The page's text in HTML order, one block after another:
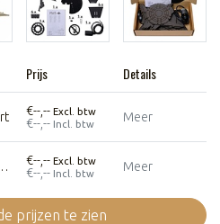
Prijs Details
€--,-- Excl. btw
€--,-- Incl. btw Meer
Naturel €--,-- Excl. btw
€--,-- Incl. btw Meer
prijzen te zien